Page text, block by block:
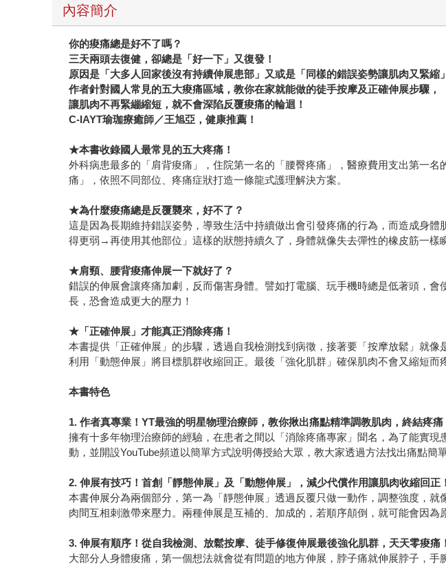
內容簡介
你的痠痛總是好不了嗎？
三天兩頭去復健，卻總是「好一下」又復發！
原因是「大多人回家後沒有持續伸展患部」又或是「同樣的錯誤姿勢讓肌肉又緊縮
作者針對國人常見的五大痠痛區域，教你在家就能做的徒手按摩及正確伸展步驟，
讓肌肉不再緊繃縮短，就不會深陷反覆痠痛的輪迴！
C-IAYT瑜珈療癒師／王旭亞，健康推薦！
★本書收錄國人最常見的五大疼痛！
外科病患最多的「肩背痠痛」，住院第一名的「腰臀疼痛」，醫療費用支出第一
痛」，依照不同部位、疼痛症狀打造一條龍式護理解決方案。
★為什麼痠痛總是反覆襲來，好不了？
這是因為長期維持錯誤姿勢，導致生活中持續做出會引發疼痛的行為，而造成身
得更弱→再使用其他部位」這樣的狀態持續久了，身體就像失去彈性的橡皮筋一樣
★肩頸、腰背痠痛伸展一下就好了？
錯誤的伸展會讓疼痛加劇，反而傷害身體。譬如打電腦、玩手機時總是低著頭，
長，恐會造成更大的壓力！
★ 「正確伸展」才能真正消除疼痛！
本書提供「正確伸展」的步驟，透過自我檢測找到病徵，接著要「按摩放鬆」就
利用「動態伸展」將目標肌群收縮回正。最後「強化肌群」確保肌肉不會又縮短而
本書特色
1.作者真專業！YT最強的明星物理治療師，教你揪出痛點精準調教肌肉，終結疼痛
擁有十多年物理治療師的經驗，在患者之間以「消除疼痛專家」聞名，為了能實
動，並開設YouTube頻道以簡單方式說明傳授給大眾，教大家透過方法找出痛點簡
2.伸展有技巧！首創「靜態伸展」及「動態伸展」，減少代償作用讓肌肉收縮回正！
本書伸展分為兩個部分，第一為「靜態伸展」透過反覆只做一動作，調整強度，
肉間互相刺激帶來壓力。兩種伸展是互補的、加成的，若順序顛倒，就可能會因為
3.伸展有順序！從自我檢測、放鬆按摩、徒手修復伸展最後強化肌群，天天零痠痛
大部分人身體痠痛，第一個想法就會從有問題的地方伸展，脖子痛就伸展脖子，